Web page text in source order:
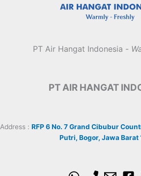
PT Air Hangat Indonesia -
PT AIR HANGAT
Address : RFP 6 No. 7 Grand Cibubur
Putri, Bogor, Jawa Barat